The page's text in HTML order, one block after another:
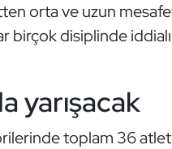
orta ve uzun
birçok disiplinde
yarışacak
toplam 36 atlet